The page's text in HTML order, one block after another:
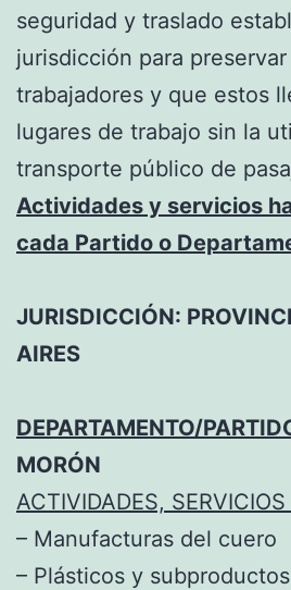
seguridad y traslado
jurisdicción para
trabajadores y que estos
lugares de trabajo sin la
transporte público de
Actividades y servicios
cada Partido o
JURISDICCIÓN:
AIRES
DEPARTAMENTO/
MORÓN
ACTIVIDADES,
– Manufacturas del cuero
– Plásticos y subproductos